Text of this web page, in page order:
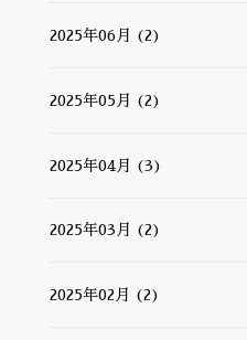
2025年06月 (2)
2025年05月 (2)
2025年04月 (3)
2025年03月 (2)
2025年02月 (2)